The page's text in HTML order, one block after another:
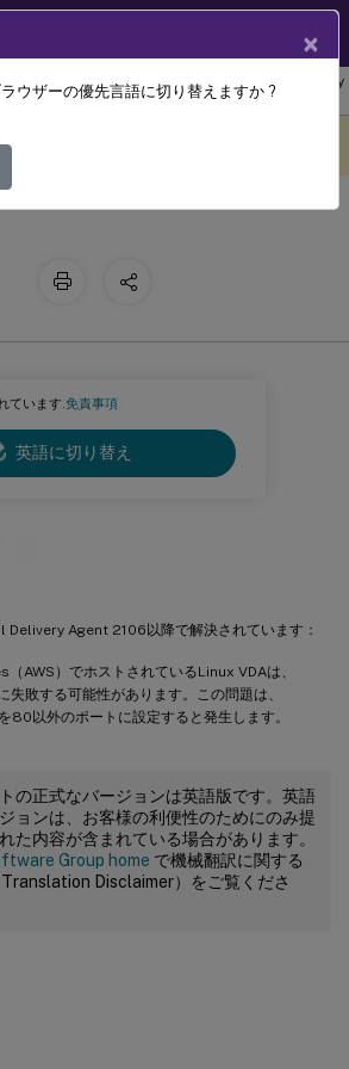
デリバリー エージェント
Linux Virtual Delivery
ています.免責事項
英語に切り替え
Agent 2106以降で解決されています：
AWS）でホストされているLinux VDAは、
敗する可能性があります。この問題は、
80以外のポートに設定すると発生します。
の正式なバージョンは英語版です。英語
ョンは、お客様の利便性のためにのみ提
た内容が含まれている場合があります。
Group home で機械翻訳に関する
Disclaimer）をご覧くださ
×
ウザーの優先言語に切り替えますか ?